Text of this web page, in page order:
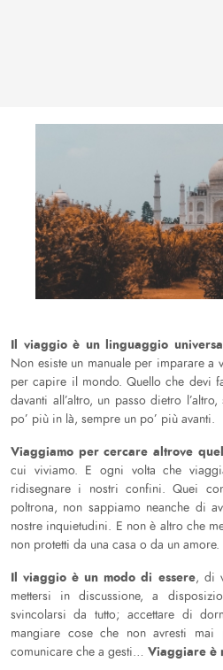
Il viaggio è un linguaggio
Non esiste un manuale per imparare
per capire il mondo. Quello che devi
davanti all’altro, un passo dietro
po’ più in là, sempre un po’ più avanti.
Viaggiamo per cercare altrove
cui viviamo. E ogni volta che
ridisegnare i nostri confini. Quei
poltrona, non sappiamo neanche di
nostre inquietudini. E non è altro che
non protetti da una casa o da un amore.
Il viaggio è un modo di essere, di
mettersi in discussione, a
svincolarsi da tutto; accettare di
mangiare cose che non avresti
comunicare che a gesti… Viaggiare è